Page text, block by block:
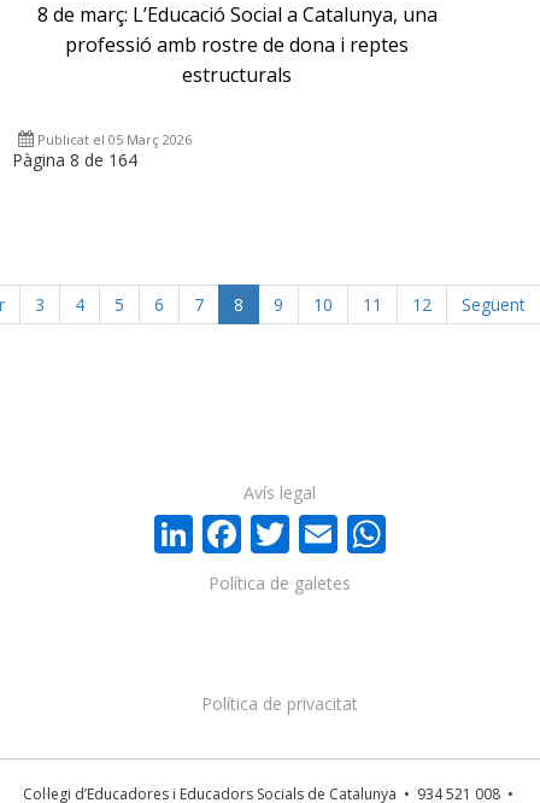
8 de març: L’Educació Social a Catalunya, una
professió amb rostre de dona i reptes
estructurals
Publicat el 05 Març 2026
Pàgina 8 de 164
3 4 5 6 7 8 9 10 11 12 Següent
LinkedIn
Facebook
Twitter
Email
Col·legi d’Educadores i Educadors Socials de Catalunya • 934 521 008 •
Política de privacitat
Política de galetes
Avís legal